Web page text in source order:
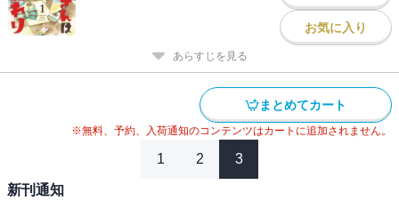
お気に入り
あらすじを見る
まとめてカート
※無料、予約、入荷通知のコンテンツはカートに追加されません。
1 2 3
新刊通知